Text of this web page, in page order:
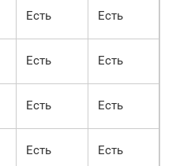
Есть Есть
Есть Есть
Есть Есть
Есть Есть